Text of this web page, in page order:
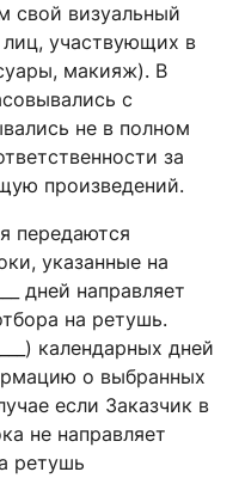
свой визуальный
участвующих в
макияж). В
с
не в полном
за
произведений.
передаются
указанные на
дней направляет
на ретушь.
календарных дней
о выбранных
если Заказчик в
не направляет
ретушь